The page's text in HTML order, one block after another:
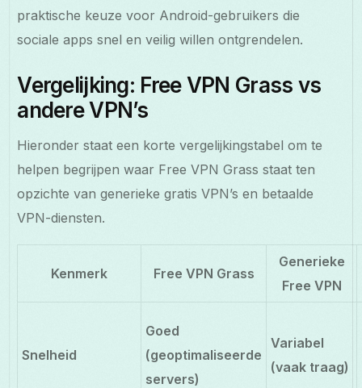
praktische keuze voor Android-gebruikers die
sociale apps snel en veilig willen ontgrendelen.
Vergelijking: Free VPN Grass vs
andere VPN’s
Hieronder staat een korte vergelijkingstabel om te
helpen begrijpen waar Free VPN Grass staat ten
opzichte van generieke gratis VPN’s en betaalde
VPN-diensten.
Kenmerk Free VPN Grass
Generieke
Free VPN
Snelheid
Goed
(geoptimaliseerde
servers)
Variabel
(vaak traag)